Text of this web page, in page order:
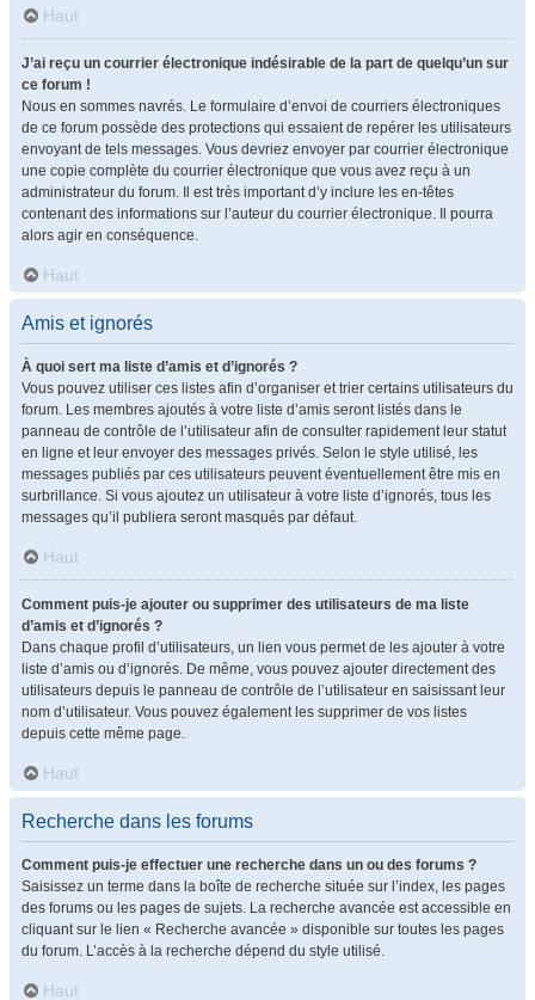
Haut
J’ai reçu un courrier électronique indésirable de la part de quelqu’un sur
ce forum !
Nous en sommes navrés. Le formulaire d’envoi de courriers électroniques
de ce forum possède des protections qui essaient de repérer les utilisateurs
envoyant de tels messages. Vous devriez envoyer par courrier électronique
une copie complète du courrier électronique que vous avez reçu à un
administrateur du forum. Il est très important d’y inclure les en-têtes
contenant des informations sur l’auteur du courrier électronique. Il pourra
alors agir en conséquence.
Haut
Amis et ignorés
À quoi sert ma liste d’amis et d’ignorés ?
Vous pouvez utiliser ces listes afin d’organiser et trier certains utilisateurs du
forum. Les membres ajoutés à votre liste d’amis seront listés dans le
panneau de contrôle de l’utilisateur afin de consulter rapidement leur statut
en ligne et leur envoyer des messages privés. Selon le style utilisé, les
messages publiés par ces utilisateurs peuvent éventuellement être mis en
surbrillance. Si vous ajoutez un utilisateur à votre liste d’ignorés, tous les
messages qu’il publiera seront masqués par défaut.
Haut
Comment puis-je ajouter ou supprimer des utilisateurs de ma liste
d’amis et d’ignorés ?
Dans chaque profil d’utilisateurs, un lien vous permet de les ajouter à votre
liste d’amis ou d’ignorés. De même, vous pouvez ajouter directement des
utilisateurs depuis le panneau de contrôle de l’utilisateur en saisissant leur
nom d’utilisateur. Vous pouvez également les supprimer de vos listes
depuis cette même page.
Haut
Recherche dans les forums
Comment puis-je effectuer une recherche dans un ou des forums ?
Saisissez un terme dans la boîte de recherche située sur l’index, les pages
des forums ou les pages de sujets. La recherche avancée est accessible en
cliquant sur le lien « Recherche avancée » disponible sur toutes les pages
du forum. L’accès à la recherche dépend du style utilisé.
Haut